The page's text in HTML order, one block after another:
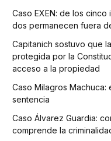
Caso EXEN: de los
dos permanecen fuera
Capitanich sostuvo que
protegida por la
acceso a la propiedad
Caso Milagros
sentencia
Caso Álvarez Guardia:
comprende la